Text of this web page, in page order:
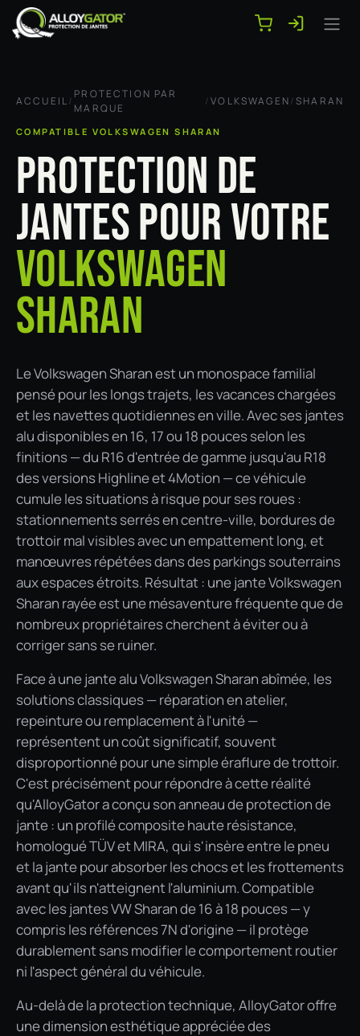
Se rendre au contenu
ACCUEIL/
PROTECTION PAR
MARQUE
/VOLKSWAGEN/SHARAN
COMPATIBLE VOLKSWAGEN SHARAN
PROTECTION DE
JANTES POUR VOTRE
VOLKSWAGEN
SHARAN
Le Volkswagen Sharan est un monospace familial
pensé pour les longs trajets, les vacances chargées
et les navettes quotidiennes en ville. Avec ses jantes
alu disponibles en 16, 17 ou 18 pouces selon les
finitions — du R16 d'entrée de gamme jusqu'au R18
des versions Highline et 4Motion — ce véhicule
cumule les situations à risque pour ses roues :
stationnements serrés en centre-ville, bordures de
trottoir mal visibles avec un empattement long, et
manœuvres répétées dans des parkings souterrains
aux espaces étroits. Résultat : une jante Volkswagen
Sharan rayée est une mésaventure fréquente que de
nombreux propriétaires cherchent à éviter ou à
corriger sans se ruiner.
Face à une jante alu Volkswagen Sharan abîmée, les
solutions classiques — réparation en atelier,
repeinture ou remplacement à l'unité —
représentent un coût significatif, souvent
disproportionné pour une simple éraflure de trottoir.
C'est précisément pour répondre à cette réalité
qu'AlloyGator a conçu son anneau de protection de
jante : un profilé composite haute résistance,
homologué TÜV et MIRA, qui s'insère entre le pneu
et la jante pour absorber les chocs et les frottements
avant qu'ils n'atteignent l'aluminium. Compatible
avec les jantes VW Sharan de 16 à 18 pouces — y
compris les références 7N d'origine — il protège
durablement sans modifier le comportement routier
ni l'aspect général du véhicule.
Au-delà de la protection technique, AlloyGator offre
une dimension esthétique appréciée des